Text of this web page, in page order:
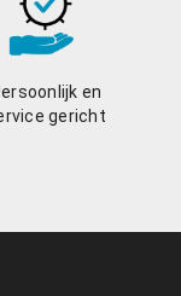
en
gericht